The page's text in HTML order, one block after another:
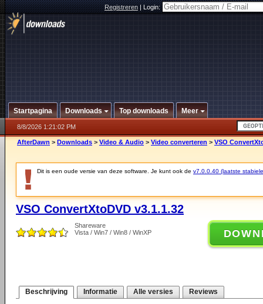
Registreren|Login:
Startpagina Downloads Top downloads Meer
8/8/2026 1:21:02 PM
AfterDawn > Downloads > Video & Audio > Video converteren > VSO
Dit is een oude versie van deze software. Je kunt ook de v7.0.0.40 (laatste
VSO ConvertXtoDVD v3.1.1.32
Shareware
Vista / Win7 / Win8 / WinXP
Beschrijving Informatie Alle versies Reviews